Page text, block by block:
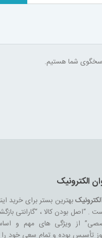
الکترونیک
بهترین بستر برای خرید
. “اصل بودن کالا ، “گارانتی
از ویژگی های مهم و
تأسیس بوده و تمام سعی خود را